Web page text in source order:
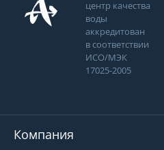
центр качества
воды
аккредитован
в соответствии
ИСО/МЭК
17025-2005
Компания